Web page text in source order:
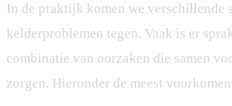
In de praktijk komen we verschillende
kelderproblemen tegen. Vaak is er
combinatie van oorzaken die samen
zorgen. Hieronder de meest